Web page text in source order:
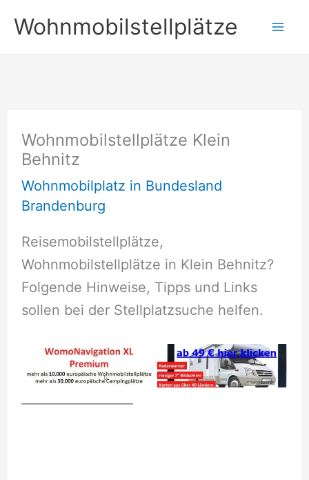
Inhalt
springen
Wohnmobilstellplätze
Wohnmobilstellplätze Klein
Behnitz
Wohnmobilplatz in Bundesland
Brandenburg
Reisemobilstellplätze,
Wohnmobilstellplätze in Klein Behnitz?
Folgende Hinweise, Tipps und Links
sollen bei der Stellplatzsuche helfen.